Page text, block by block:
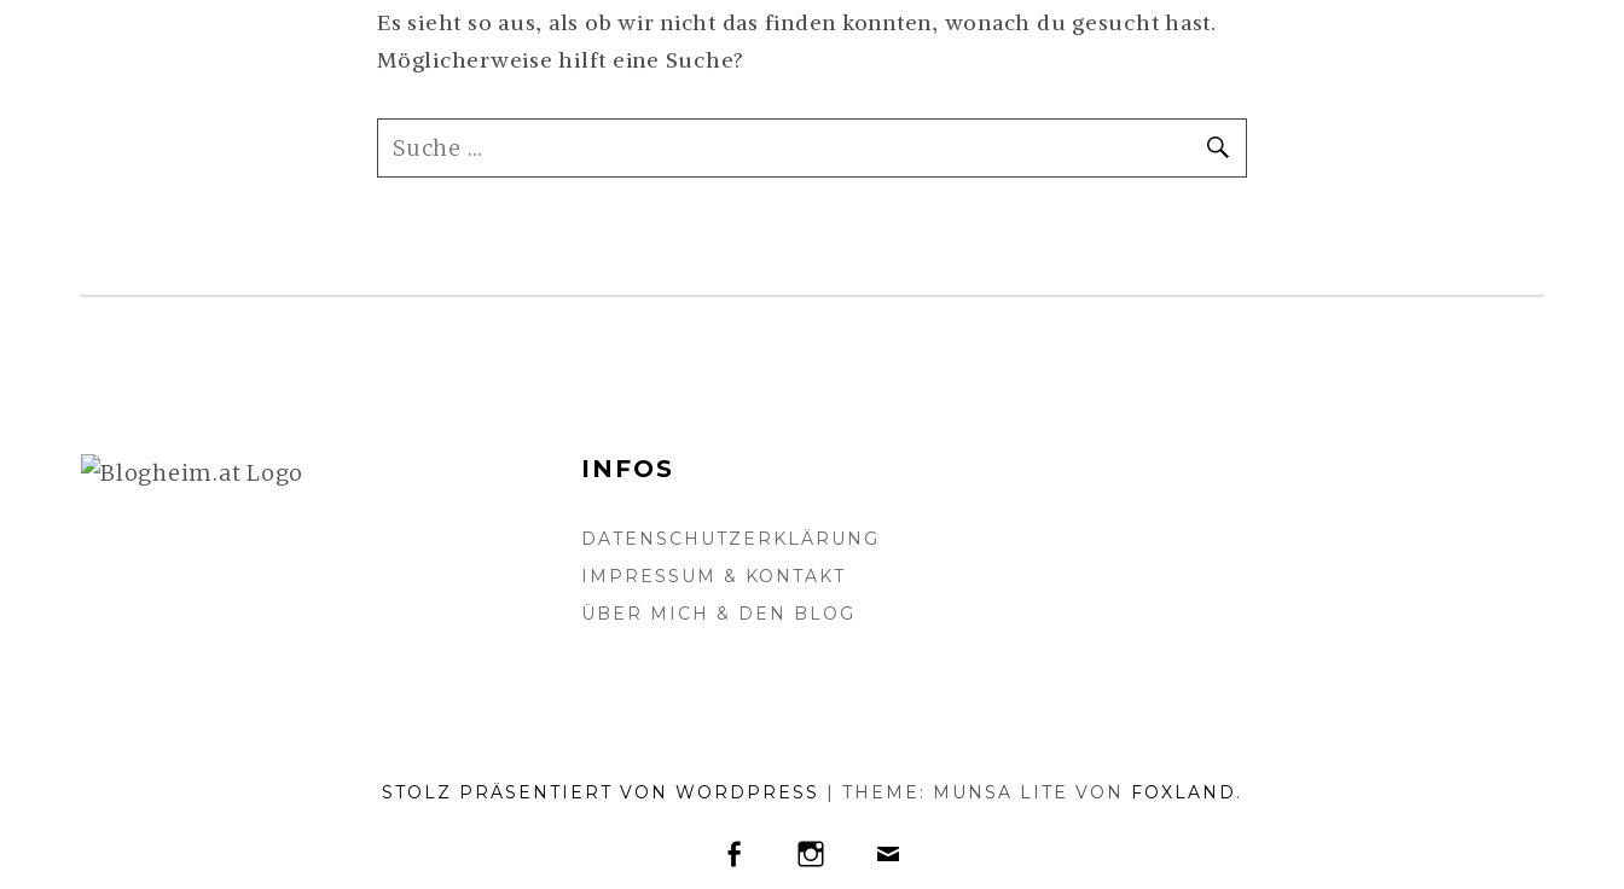
Es sieht so aus, als ob wir nicht das finden konnten, wonach du gesucht hast.
Möglicherweise hilft eine Suche?
SUCHE
NACH:
FOOTER-
INFOS
DATENSCHUTZERKLÄRUNG
IMPRESSUM & KONTAKT
ÜBER MICH & DEN BLOG
STOLZ PRÄSENTIERT VON WORDPRESS | THEME: MUNSA LITE VON FOXLAND .
FACEBOOKINSTAGRAM